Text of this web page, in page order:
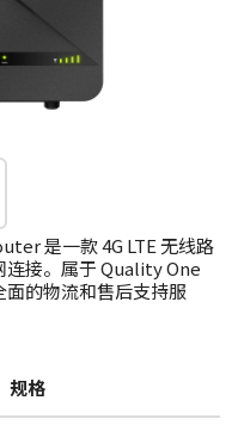
是一款 4G LTE 无线路
连接。属于 Quality One
的物流和售后支持服
规格